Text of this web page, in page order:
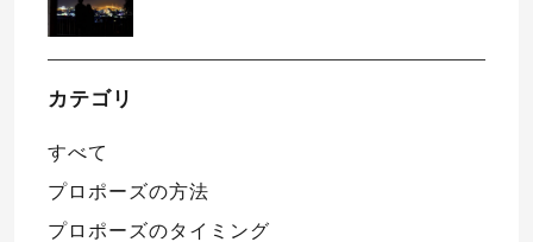
カテゴリ
すべて
プロポーズの方法
プロポーズのタイミング